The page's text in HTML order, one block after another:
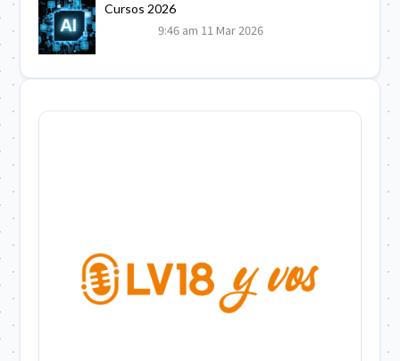
Cursos 2026
9:46 am 11 Mar 2026